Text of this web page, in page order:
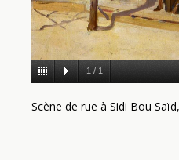
1 / 1
Scène de rue à Sidi Bou